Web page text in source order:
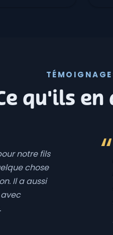
qu'ils en
notre fils
chose
Il a aussi